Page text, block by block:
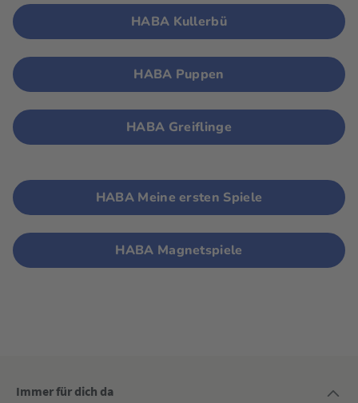
HABA Kullerbü
HABA Puppen
HABA Greiflinge
HABA Meine ersten Spiele
HABA Magnetspiele
Immer für dich da